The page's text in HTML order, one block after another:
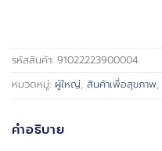
รหัสสินค้า: 91022223900004
หมวดหมู่: ผู้ใหญ่, สินค้าเพื่อสุขภาพ,
คำอธิบาย